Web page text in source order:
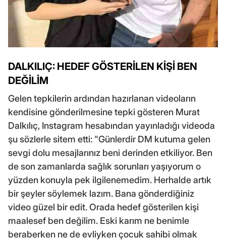
DALKILIÇ: HEDEF GÖSTERİLEN KİŞİ BEN
DEĞİLİM
Gelen tepkilerin ardından hazırlanan videoların
kendisine gönderilmesine tepki gösteren Murat
Dalkılıç, Instagram hesabından yayınladığı videoda
şu sözlerle sitem etti: "Günlerdir DM kutuma gelen
sevgi dolu mesajlarınız beni derinden etkiliyor. Ben
de son zamanlarda sağlık sorunları yaşıyorum o
yüzden konuyla pek ilgilenemedim. Herhalde artık
bir şeyler söylemek lazım. Bana gönderdiğiniz
video güzel bir edit. Orada hedef gösterilen kişi
maalesef ben değilim. Eski karım ne benimle
beraberken ne de evliyken çocuk sahibi olmak